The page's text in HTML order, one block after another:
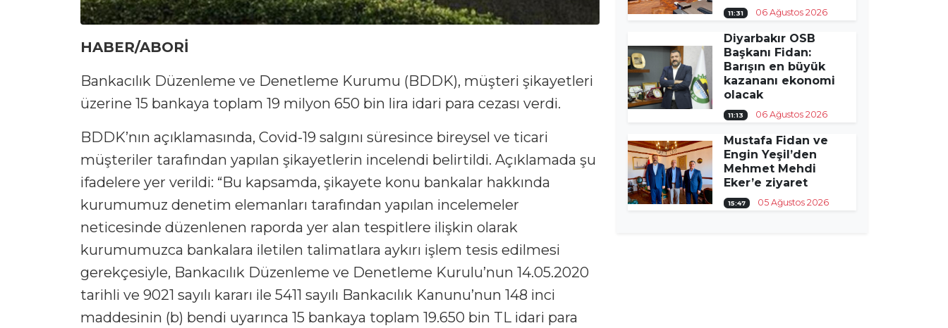
HABER/ABORİ
Bankacılık Düzenleme ve Denetleme Kurumu (BDDK), müşteri şikayetleri
üzerine 15 bankaya toplam 19 milyon 650 bin lira idari para cezası verdi.
BDDK’nın açıklamasında, Covid-19 salgını süresince bireysel ve ticari
müşteriler tarafından yapılan şikayetlerin incelendi belirtildi. Açıklamada şu
ifadelere yer verildi: “Bu kapsamda, şikayete konu bankalar hakkında
kurumumuz denetim elemanları tarafından yapılan incelemeler
neticesinde düzenlenen raporda yer alan tespitlere ilişkin olarak
kurumumuzca bankalara iletilen talimatlara aykırı işlem tesis edilmesi
gerekçesiyle, Bankacılık Düzenleme ve Denetleme Kurulu’nun 14.05.2020
tarihli ve 9021 sayılı kararı ile 5411 sayılı Bankacılık Kanunu’nun 148 inci
maddesinin (b) bendi uyarınca 15 bankaya toplam 19.650 bin TL idari para
11:31 06 Ağustos 2026
Diyarbakır OSB
Başkanı Fidan:
Barışın en büyük
kazananı ekonomi
olacak
11:13 06 Ağustos 2026
Mustafa Fidan ve
Engin Yeşil’den
Mehmet Mehdi
Eker’e ziyaret
15:47 05 Ağustos 2026